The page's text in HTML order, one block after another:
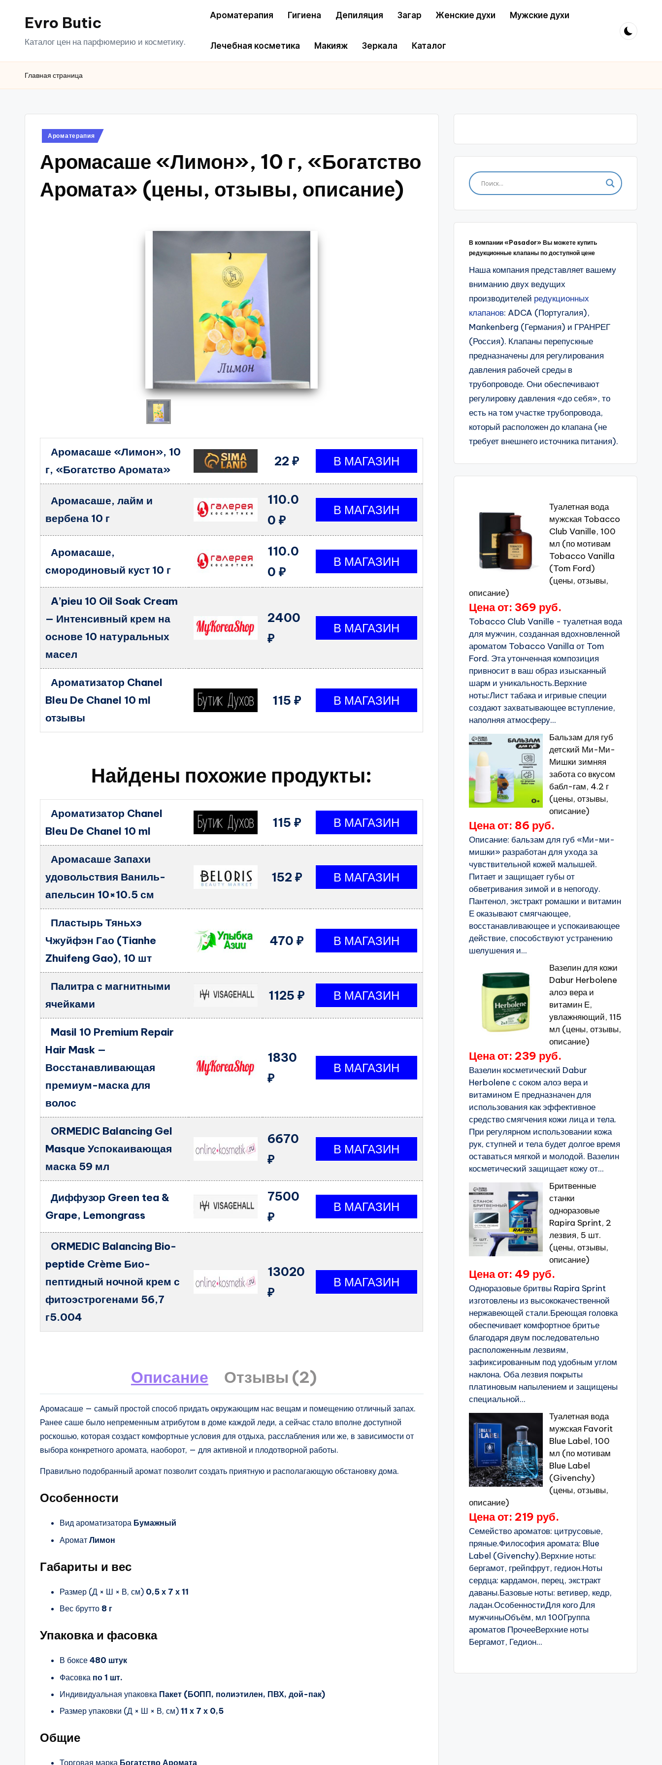
ПерейтиEvro Butic
Каталог цен на парфюмерию и косметику.
Ароматерапия Гигиена Депиляция Загар Женские духи Мужские духи
Лечебная косметика Макияж Зеркала Каталог
Главная страница
Опубликовано
Ароматерапия
Аромасаше «Лимон», 10 г, «Богатство
Аромата» (цены, отзывы, описание)
Аромасаше «Лимон», 10
г, «Богатство Аромата»
22 ₽
Аромасаше, лайм и
вербена 10 г
110.0
0 ₽
Аромасаше,
смородиновый куст 10 г
110.0
0 ₽
A’pieu 10 Oil Soak Cream
— Интенсивный крем на
основе 10 натуральных
масел
2400
₽
Ароматизатор Chanel
Bleu De Chanel 10 ml
отзывы
115 ₽
Найдены похожие продукты:
Ароматизатор Chanel
Bleu De Chanel 10 ml
115 ₽
Аромасаше Запахи
удовольствия Ваниль-
апельсин 10×10.5 см
152 ₽
Пластырь Тяньхэ
Чжуйфэн Гао (Tianhe
Zhuifeng Gao), 10 шт
470 ₽
Палитра с магнитными
ячейками
1125 ₽
Masil 10 Premium Repair
Hair Mask —
Восстанавливающая
премиум-маска для
волос
1830
₽
ORMEDIC Balancing Gel
Masque Успокаивающая
маска 59 мл
6670
₽
Диффузор Green tea &
Grape, Lemongrass
7500
₽
ORMEDIC Balancing Bio-
peptide Crème Био-
пептидный ночной крем с
фитоэстрогенами 56,7
г5.004
13020
₽
Описание Отзывы (2)
Аромасаше — самый простой способ придать окружающим нас вещам и помещению отличный запах.
Ранее саше было непременным атрибутом в доме каждой леди, а сейчас стало вполне доступной
роскошью, которая создаст комфортные условия для отдыха, расслабления или же, в зависимости от
выбора конкретного аромата, наоборот, — для активной и плодотворной работы.
Правильно подобранный аромат позволит создать приятную и располагающую обстановку дома.
Особенности
Вид ароматизатора Бумажный
Аромат Лимон
Габариты и вес
Размер (Д × Ш × В, см) 0,5 х 7 х 11
Вес брутто 8 г
Упаковка и фасовка
В боксе 480 штук
Фасовка по 1 шт.
Индивидуальная упаковка Пакет (БОПП, полиэтилен, ПВХ, дой-пак)
Размер упаковки (Д × Ш × В, см) 11 х 7 х 0,5
Общие
Торговая марка Богатство Аромата
В компании «Pasador» Вы можете купить
редукционные клапаны по доступной цене
Наша компания представляет вашему
вниманию двух ведущих
производителей редукционных
клапанов: ADCA (Португалия),
Mankenberg (Германия) и ГРАНРЕГ
(Россия). Клапаны перепускные
предназначены для регулирования
давления рабочей среды в
трубопроводе. Они обеспечивают
регулировку давления «до себя», то
есть на том участке трубопровода,
который расположен до клапана (не
требует внешнего источника питания).
Туалетная вода
мужская Tobacco
Club Vanille, 100
мл (по мотивам
Tobacco Vanilla
(Tom Ford)
(цены, отзывы,
описание)
Цена от: 369 руб.
Tobacco Club Vanille - туалетная вода
для мужчин, созданная вдохновленной
ароматом Tobacco Vanilla от Tom
Ford. Эта утонченная композиция
привносит в ваш образ изысканный
шарм и уникальность.Верхние
ноты:Лист табака и игривые специи
создают захватывающее вступление,
наполняя атмосферу...
Бальзам для губ
детский Ми-Ми-
Мишки зимняя
забота со вкусом
бабл-гам, 4.2 г
(цены, отзывы,
описание)
Цена от: 86 руб.
Описание: бальзам для губ «Ми-ми-
мишки» разработан для ухода за
чувствительной кожей малышей.
Питает и защищает губы от
обветривания зимой и в непогоду.
Пантенол, экстракт ромашки и витамин
Е оказывают смягчающее,
восстанавливающее и успокаивающее
действие, способствуют устранению
шелушения и...
Вазелин для кожи
Dabur Herbolene
алоэ вера и
витамин Е,
увлажняющий, 115
мл (цены, отзывы,
описание)
Цена от: 239 руб.
Вазелин косметический Dabur
Herbolene с соком алоэ вера и
витамином Е предназначен для
использования как эффективное
средство смягчения кожи лица и тела.
При регулярном использовании кожа
рук, ступней и тела будет долгое время
оставаться мягкой и молодой. Вазелин
косметический защищает кожу от...
Бритвенные
станки
одноразовые
Rapira Sprint, 2
лезвия, 5 шт.
(цены, отзывы,
описание)
Цена от: 49 руб.
Одноразовые бритвы Rapira Sprint
изготовлены из высококачественной
нержавеющей стали.Бреющая головка
обеспечивает комфортное бритье
благодаря двум последовательно
расположенным лезвиям,
зафиксированным под удобным углом
наклона. Оба лезвия покрыты
платиновым напылением и защищены
специальной...
Туалетная вода
мужская Favorit
Blue Label, 100
мл (по мотивам
Blue Label
(Givenchy)
(цены, отзывы,
описание)
Цена от: 219 руб.
Семейство ароматов: цитрусовые,
пряные.Философия аромата: Blue
Label (Givenchy).Верхние ноты:
бергамот, грейпфрут, гедион.Ноты
сердца: кардамон, перец, экстракт
даваны.Базовые ноты: ветивер, кедр,
ладан.ОсобенностиДля кого Для
мужчиныОбъём, мл 100Группа
ароматов ПрочееВерхние ноты
Бергамот, Гедион...